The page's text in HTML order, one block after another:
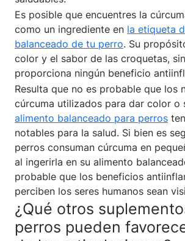
Es posible que encuentres la
como un ingrediente en la etiqueta
balanceado de tu perro. Su
color y el sabor de las croquetas,
proporciona ningún beneficio
Resulta que no es probable que los
cúrcuma utilizados para dar color o
alimento balanceado para perros
notables para la salud. Si bien es
perros consuman cúrcuma en
al ingerirla en su alimento
probable que los beneficios
perciben los seres humanos sean
¿Qué otros
perros pueden